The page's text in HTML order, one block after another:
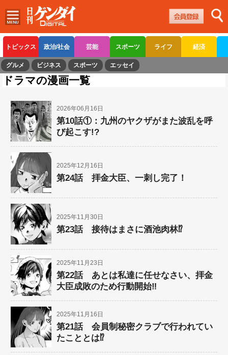
トピックス 政治/社会 芸能 スポーツ ライフ 経済
グルメ ビジネス スポーツ エッセイ
ドラマの漫画一覧
2026年06月16日
第10話①：九州のヤクザがまた波乱を呼
び起こす!?
2025年12月16日
第24話 拝金大臣、一刺し完了！
2025年11月30日
第23話 接待はまさに酒池肉林⁉︎
2025年11月23日
第22話 あとは私達に任せなさい、拝金
大臣成敗のため行動開始‼︎
2025年11月16日
第21話 会員制秘密クラブで行われてい
たこととは⁉︎